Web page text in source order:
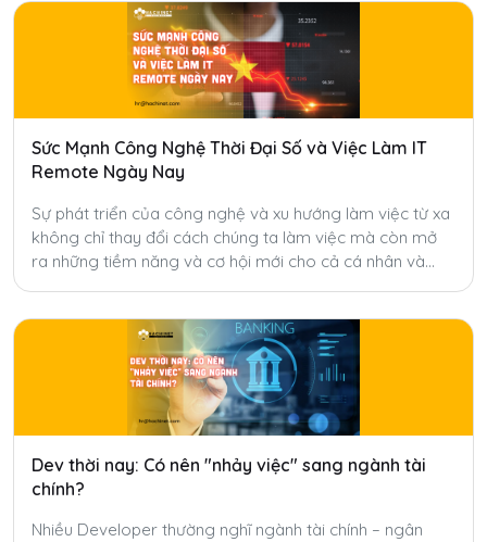
Sức Mạnh Công Nghệ Thời Đại Số và Việc Làm IT
Remote Ngày Nay
Sự phát triển của công nghệ và xu hướng làm việc từ xa
không chỉ thay đổi cách chúng ta làm việc mà còn mở
ra những tiềm năng và cơ hội mới cho cả cá nhân và
Dev thời nay: Có nên "nhảy việc" sang ngành tài
chính?
Nhiều Developer thường nghĩ ngành tài chính – ngân